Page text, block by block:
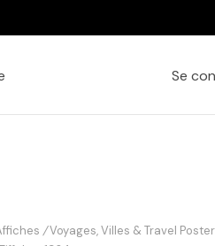
Se
/Voyages, Villes & Travel
Panier